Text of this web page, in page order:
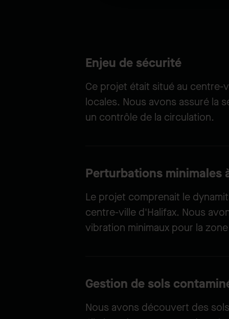
Enjeu de sécurité
Ce projet était situé au
locales. Nous avons assuré la
un contrôle de la circulation.
Perturbations minimales
Le projet comprenait le
centre-ville d'Halifax. Nous
vibration minimaux pour la
Gestion de sols
Nous avons découvert des